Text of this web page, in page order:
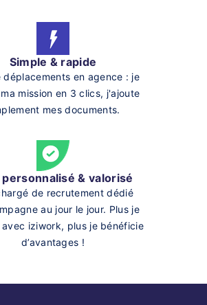
Simple & rapide
déplacements en agence : je
mission en 3 clics, j'ajoute
mes documents.
personnalisé & valorisé
de recrutement dédié
au jour le jour. Plus je
iziwork, plus je bénéficie
d’avantages !